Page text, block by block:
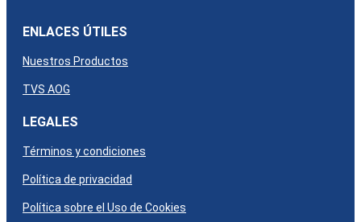
ENLACES ÚTILES
Nuestros Productos
TVS AOG
LEGALES
Términos y condiciones
Política de privacidad
Política sobre el Uso de Cookies